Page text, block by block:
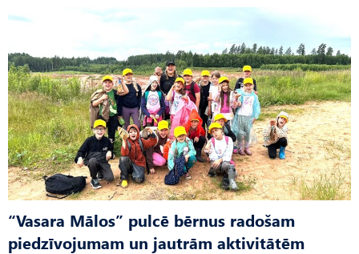
“Vasara Mālos” pulcē bērnus radošam
piedzīvojumam un jautrām aktivitātēm